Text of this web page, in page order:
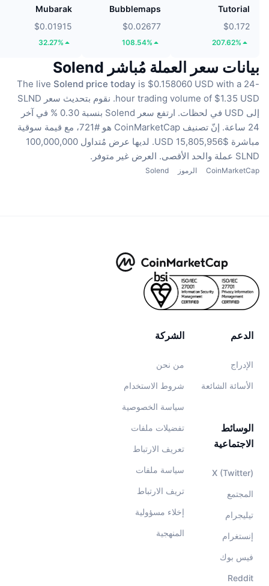
Tutorial
$0.172
207.62%
Bubblemaps
$0.02677
108.54%
Mubarak
$0.01915
32.27%
بيانات سعر العملة مُباشر Solend
The live Solend price today is $0.158060 USD with a 24-
hour trading volume of $1.35 USD.
نقوم بتحديث سعر SLND
إلى USD في لحظات.
ارتفع سعر Solend بنسبة 0.30 % في آخر
24 ساعة.
إنّ تصنيف CoinMarketCap هو #721، مع قيمة سوقية
مباشرة $15,805,956 USD.
لديها عرض مُتداول 100,000,000
SLND عملة
والحد الأقصى. العرض غير متوفر.
CoinMarketCap الرموز Solend
الشركة
من نحن
شروط الاستخدام
سياسة الخصوصية
تفضيلات ملفات
تعريف الارتباط
سياسة ملفات
تريف الارتباط
إخلاء مسؤولية
المنهجية
الدعم
الإدراج
الأسائة الشائعة
الوسائط
الاجتماعية
X (Twitter)
المجتمع
تيليجرام
إنستغرام
فيس بوك
Reddit